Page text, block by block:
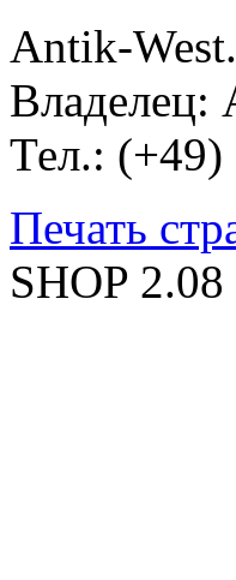
Antik-
Владелец:
Тел.: (+49)
Печать
SHOP